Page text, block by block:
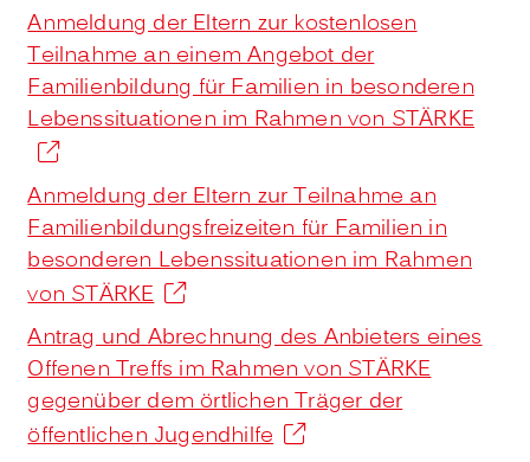
Anmeldung der Eltern zur kostenlosen
Teilnahme an einem Angebot der
Familienbildung für Familien in besonderen
Lebenssituationen im Rahmen von STÄRKE
Anmeldung der Eltern zur Teilnahme an
Familienbildungsfreizeiten für Familien in
besonderen Lebenssituationen im Rahmen
von STÄRKE
Antrag und Abrechnung des Anbieters eines
Offenen Treffs im Rahmen von STÄRKE
gegenüber dem örtlichen Träger der
öffentlichen Jugendhilfe